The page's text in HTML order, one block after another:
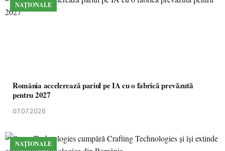
NAȚIONALE
România accelerează pariul pe IA cu o fabrică prevăzută
pentru 2027
07.07.2026
NAȚIONALE